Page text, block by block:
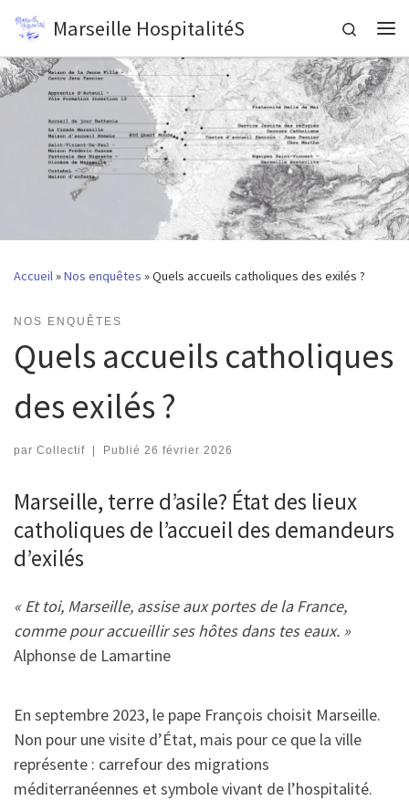
Passer au contenu
Marseille HospitalitéS
Search
Accueil»Nos enquêtes »Quels accueils catholiques des exilés ?
NOS ENQUÊTES
Quels accueils catholiques
des exilés ?
par Collectif | Publié 26 février 2026
Marseille, terre d’asile? État des lieux
catholiques de l’accueil des demandeurs
d’exilés
« Et toi, Marseille, assise aux portes de la France,
comme pour accueillir ses hôtes dans tes eaux. »
Alphonse de Lamartine
En septembre 2023, le pape François choisit Marseille.
Non pour une visite d’État, mais pour ce que la ville
représente : carrefour des migrations
méditerranéennes et symbole vivant de l’hospitalité.